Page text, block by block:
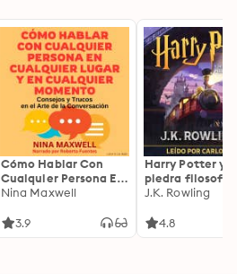
Cómo Hablar Con
Cualquier Persona En
Cualquier Lugar Y En
Nina Maxwell
3.9
Harry Potter y
piedra filosofal
J.K. Rowling
4.8